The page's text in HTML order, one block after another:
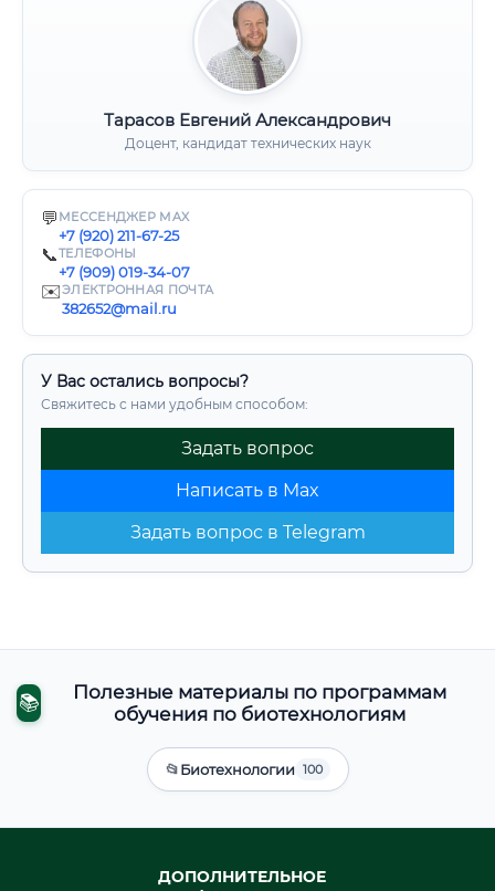
Тарасов Евгений Александрович
Доцент, кандидат технических наук
💬 МЕССЕНДЖЕР MAX
+7 (920) 211-67-25
📞ТЕЛЕФОНЫ
+7 (909) 019-34-07
✉️ЭЛЕКТРОННАЯ ПОЧТА
382652@mail.ru
У Вас остались вопросы?
Свяжитесь с нами удобным способом:
Задать вопрос
Написать в Max
Задать вопрос в Telegram
📚
Полезные материалы по программам
обучения по биотехнологиям
📂Биотехнологии 100
ДОПОЛНИТЕЛЬНОЕ